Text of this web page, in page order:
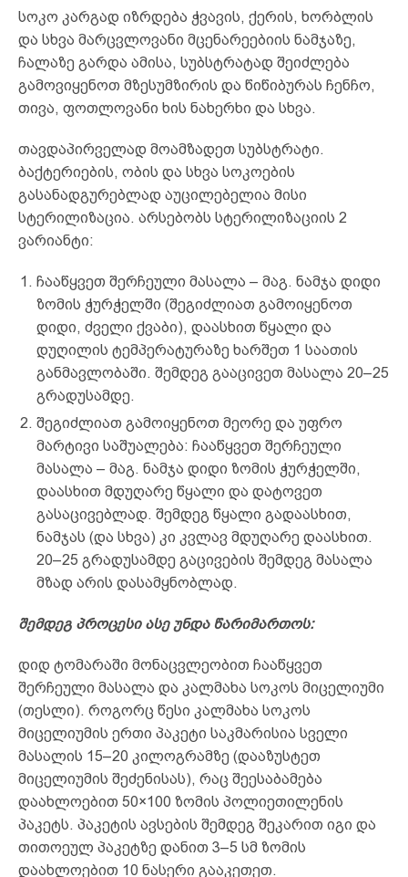
სოკო კარგად იზრდება ჭვავის, ქერის, ხორბლის
და სხვა მარცვლოვანი მცენარეებიის ნამჯაზე,
ჩალაზე გარდა ამისა, სუბსტრატად შეიძლება
გამოვიყენოთ მზესუმზირის და წიწიბურას ჩენჩო,
თივა, ფოთლოვანი ხის ნახერხი და სხვა.
თავდაპირველად მოამზადეთ სუბსტრატი.
ბაქტერიების, ობის და სხვა სოკოების
გასანადგურებლად აუცილებელია მისი
სტერილიზაცია. არსებობს სტერილიზაციის 2
ვარიანტი:
ჩააწყვეთ შერჩეული მასალა – მაგ. ნამჯა დიდი
ზომის ჭურჭელში (შეგიძლიათ გამოიყენოთ
დიდი, ძველი ქვაბი), დაასხით წყალი და
დუღილის ტემპერატურაზე ხარშეთ 1 საათის
განმავლობაში. შემდეგ გააცივეთ მასალა 20–25
გრადუსამდე.
შეგიძლიათ გამოიყენოთ მეორე და უფრო
მარტივი საშუალება: ჩააწყვეთ შერჩეული
მასალა – მაგ. ნამჯა დიდი ზომის ჭურჭელში,
დაასხით მდუღარე წყალი და დატოვეთ
გასაცივებლად. შემდეგ წყალი გადაასხით,
ნამჯას (და სხვა) კი კვლავ მდუღარე დაასხით.
20–25 გრადუსამდე გაცივების შემდეგ მასალა
მზად არის დასამყნობლად.
შემდეგ პროცესი ასე უნდა წარიმართოს:
დიდ ტომარაში მონაცვლეობით ჩააწყვეთ
შერჩეული მასალა და კალმახა სოკოს მიცელიუმი
(თესლი). როგორც წესი კალმახა სოკოს
მიცელიუმის ერთი პაკეტი საკმარისია სველი
მასალის 15–20 კილოგრამზე (დააზუსტეთ
მიცელიუმის შეძენისას), რაც შეესაბამება
დაახლოებით 50×100 ზომის პოლიეთილენის
პაკეტს. პაკეტის ავსების შემდეგ შეკარით იგი და
თითოეულ პაკეტზე დანით 3–5 სმ ზომის
დაახლოებით 10 ნასერი გააკეთეთ.